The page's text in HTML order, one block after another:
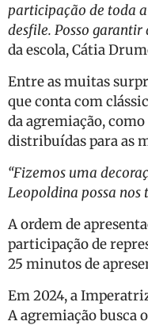
participação de toda
desfile. Posso
da escola, Cátia
Entre as muitas
que conta com
da agremiação, como
distribuídas para as
“Fizemos uma
Leopoldina possa nos
A ordem de
participação de
25 minutos de
Em 2024, a
A agremiação busca